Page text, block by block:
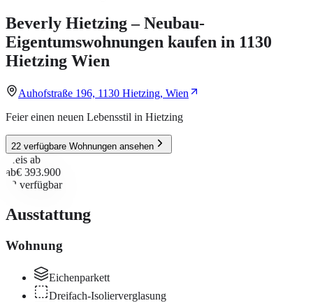
Beverly Hietzing – Neubau-
Eigentumswohnungen kaufen in 1130
Hietzing Wien
Auhofstraße 196, 1130 Hietzing, Wien
Feier einen neuen Lebensstil in Hietzing
22 verfügbare Wohnungen ansehen
Preis ab
ab€ 393.900
22 verfügbar
Ausstattung
Wohnung
Eichenparkett
Dreifach-Isolierverglasung